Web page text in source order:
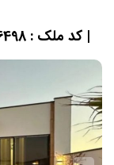
| کد ملک : 836498